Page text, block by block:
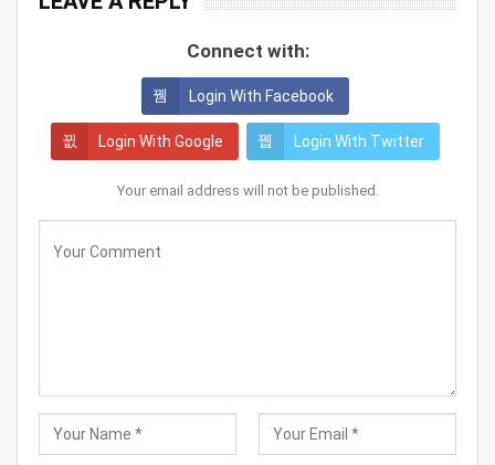
Connect with:
Login With Facebook
Login With Google Login With Twitter
Your email address will not be published.